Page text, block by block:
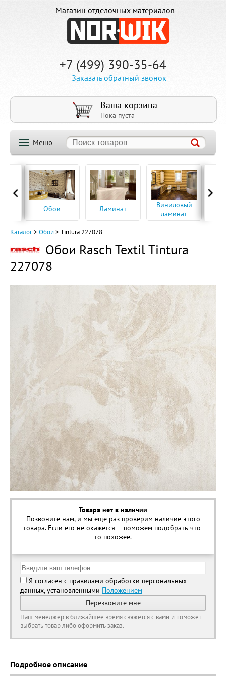
Магазин отделочных материалов
+7 (499) 390-35-64
Заказать обратный звонок
Ваша корзина
Пока пуста
Меню
Обои Ламинат
Виниловый
ламинат
Каталог> Обои> Tintura 227078
Обои Rasch Textil Tintura
227078
Товара нет в наличии
Позвоните нам, и мы еще раз проверим наличие этого
товара. Если его не окажется — поможем подобрать что-
то похожее.
Я согласен с правилами обработки персональных
данных, установленными Положением
Перезвоните мне
Наш менеджер в ближайшее время свяжется с вами и поможет
выбрать товар либо оформить заказ.
Подробное описание